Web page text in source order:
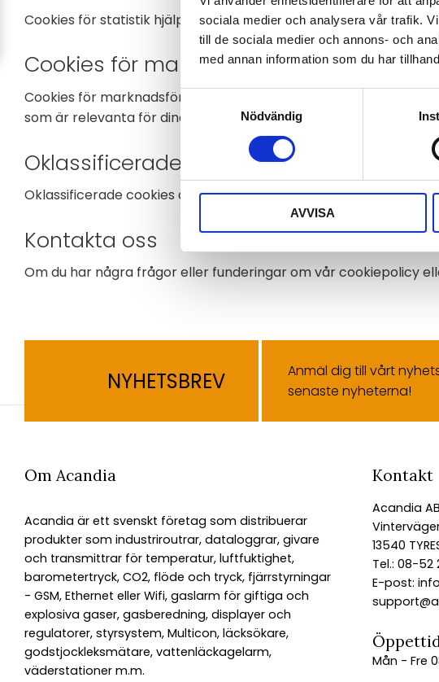
sociala medier och analysera vår trafik.
till de sociala medier och annons- och
med annan information som du har
Samtyckesval
Nödvändig
AVVISA
Cookies för statistik hjälper en webbplatsägare att förstå hur
Cookies för marknadsföring:
Cookies för marknadsföring används för att spåra besökare
som är relevanta för dina intressen. De hjälper oss även att
Oklassificerade cookies
Oklassificerade cookies är cookies som håller på att
Kontakta oss
Om du har några frågor eller funderingar om vår cookiepolicy
NYHETSBREV
Anmäl dig till vårt
senaste nyheterna!
Om Acandia
Acandia är ett svenskt företag som distribuerar
produkter som industriroutrar, dataloggrar, givare
och transmittrar för temperatur, luftfuktighet,
barometertryck, CO2, flöde och tryck, fjärrstyrningar
- GSM, Ethernet eller Wifi, gaslarm för giftiga och
explosiva gaser, gasberedning, displayer och
regulatorer, styrsystem, Multicon, läcksökare,
godstjockleksmätare, vattenläckagelarm,
väderstationer m.m.
Kontakt
Acandia AB
13540
Tel.: 08-52
E-post:
Mån - Fre